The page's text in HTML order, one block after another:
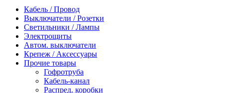
Кабель / Провод
Выключатели / Розетки
Светильники / Лампы
Электрощиты
Автом. выключатели
Крепеж / Аксессуары
Прочие товары
Гофротруба
Кабель-канал
Распред. коробки